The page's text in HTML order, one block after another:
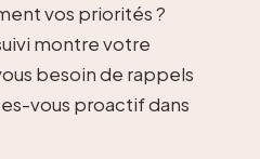
vos priorités ?
montre votre
besoin de rappels
vous proactif dans